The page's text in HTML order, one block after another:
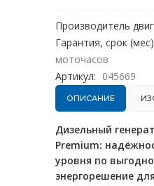
Производитель
Гарантия, срок (мес)
моточасов
Артикул: 045669
ОПИСАНИЕ
Дизельный
Premium:
уровня по
энергорешение